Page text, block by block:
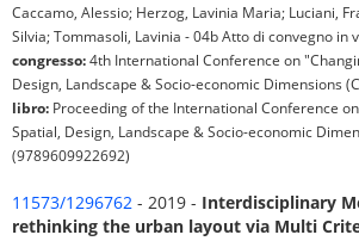
Caccamo, Alessio; Herzog, Lavinia Maria; Luciani,
Silvia; Tommasoli, Lavinia - 04b Atto di convegno in
congresso:4th International Conference on
Design, Landscape & Socio-economic Dimensions
libro: Proceeding of the International Conference
Spatial, Design, Landscape & Socio-economic
(9789609922692)
11573/1296762 - 2019 - Interdisciplinary
rethinking the urban layout via Multi